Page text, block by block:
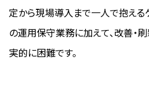
定から現場導入まで一人で抱える
の運用保守業務に加えて、改善・
実的に困難です。